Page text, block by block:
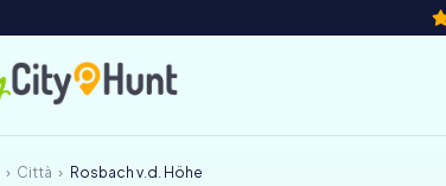
Città Rosbach v.d. Höhe